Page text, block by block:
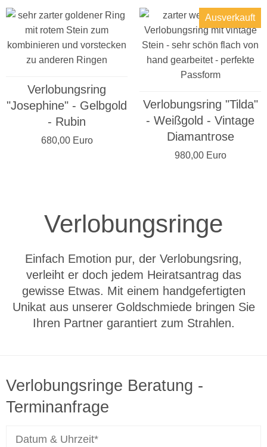
Verlobungsring
"Josephine" - Gelbgold
- Rubin
680,00 Euro
Verlobungsring "Tilda"
- Weißgold - Vintage
Diamantrose
Ausverkauft
980,00 Euro
Verlobungsringe
Einfach Emotion pur, der Verlobungsring,
verleiht er doch jedem Heiratsantrag das
gewisse Etwas. Mit einem handgefertigten
Unikat aus unserer Goldschmiede bringen Sie
Ihren Partner garantiert zum Strahlen.
Verlobungsringe Beratung -
Terminanfrage